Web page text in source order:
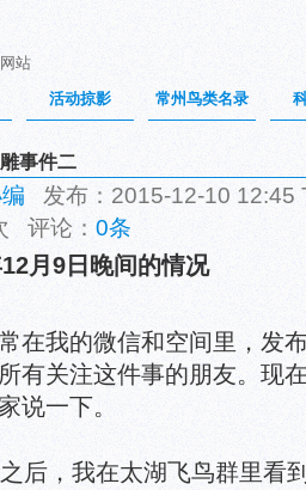
站
活动掠影 常州鸟类名录
事件二
发布：2015-12-10
评论： 0条
月9日晚间的情况
在我的微信和空间里，发
有关注这件事的朋友。现
说一下。
后，我在太湖飞鸟群里看